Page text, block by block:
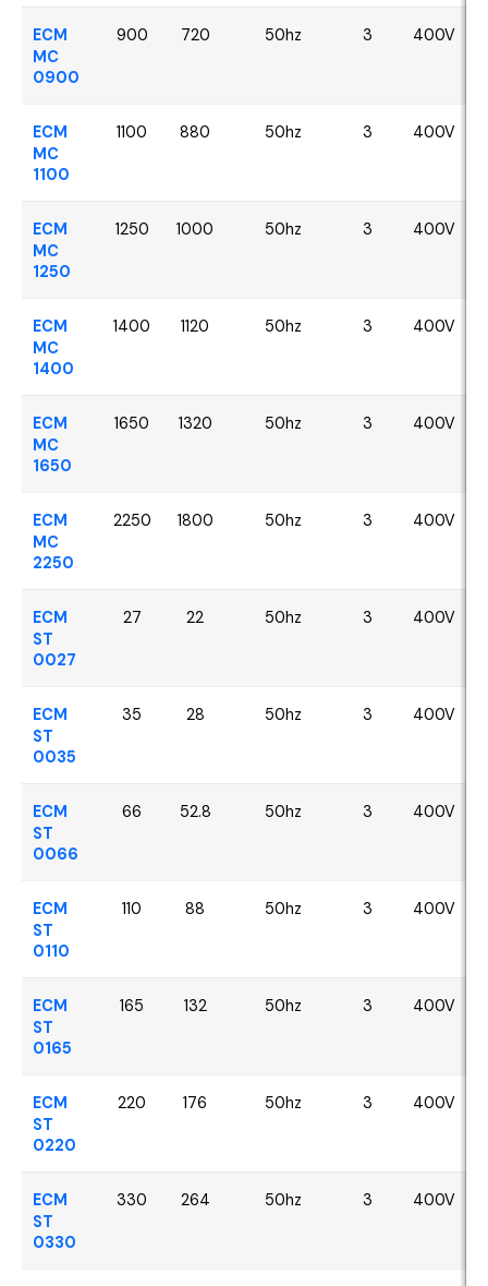
ECM
MC
0900
900 720 50hz 3 400V
ECM
MC
1100
1100 880 50hz 3 400V
ECM
MC
1250
1250 1000 50hz 3 400V
ECM
MC
1400
1400 1120 50hz 3 400V
ECM
MC
1650
1650 1320 50hz 3 400V
ECM
MC
2250
2250 1800 50hz 3 400V
ECM
ST
0027
27 22 50hz 3 400V
ECM
ST
0035
35 28 50hz 3 400V
ECM
ST
0066
66 52.8 50hz 3 400V
ECM
ST
0110
110 88 50hz 3 400V
ECM
ST
0165
165 132 50hz 3 400V
ECM
ST
0220
220 176 50hz 3 400V
ECM
ST
0330
330 264 50hz 3 400V